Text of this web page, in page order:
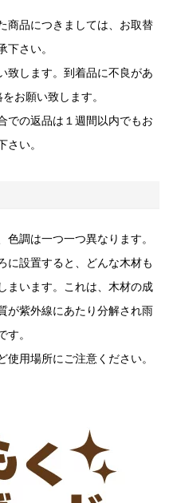
商品につきましては、お取替
下さい。
致します。到着品に不良があ
お願い致します。
での返品は１週間以内でもお
さい。
調は一つ一つ異なります。
に設置すると、どんな木材も
まいます。これは、木材の成
が紫外線にあたり分解され雨
す。
用場所にご注意ください。